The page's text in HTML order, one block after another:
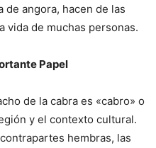
de angora, hacen de las
vida de muchas personas.
Papel
de la cabra es «cabro» o
y el contexto cultural.
hembras, las